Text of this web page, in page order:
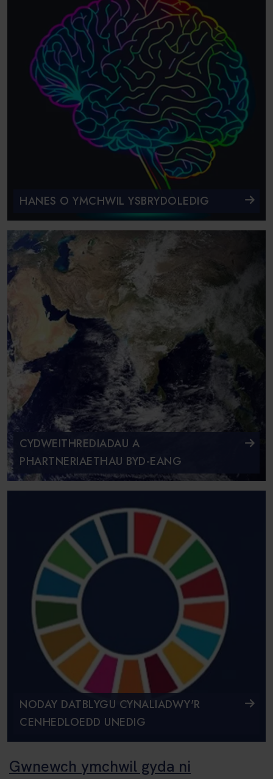
HANES O YMCHWIL YSBRYDOLEDIG
CYDWEITHREDIADAU A
PHARTNERIAETHAU BYD-EANG
NODAY DATBLYGU CYNALIADWY'R
CENHEDLOEDD UNEDIG
Gwnewch ymchwil gyda ni